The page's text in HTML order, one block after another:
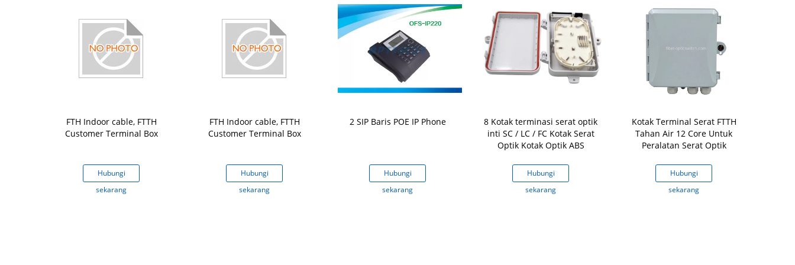
FTH Indoor cable, FTTH
Customer Terminal Box
Hubungi
sekarang
FTH Indoor cable, FTTH
Customer Terminal Box
Hubungi
sekarang
2 SIP Baris POE IP Phone
Hubungi
sekarang
8 Kotak terminasi serat optik
inti SC / LC / FC Kotak Serat
Optik Kotak Optik ABS
Hubungi
sekarang
Kotak Terminal Serat FTTH
Tahan Air 12 Core Untuk
Peralatan Serat Optik
Hubungi
sekarang